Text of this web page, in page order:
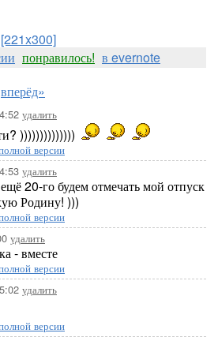
[221x300]
понравилось! в evernote
вперёд»
удалить
))))))))))))))
версии
удалить
20-го будем отмечать мой отпуск
Родину! )))
версии
удалить
- вместе
версии
удалить
версии